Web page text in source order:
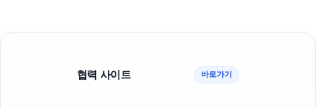
협력 사이트 바로가기